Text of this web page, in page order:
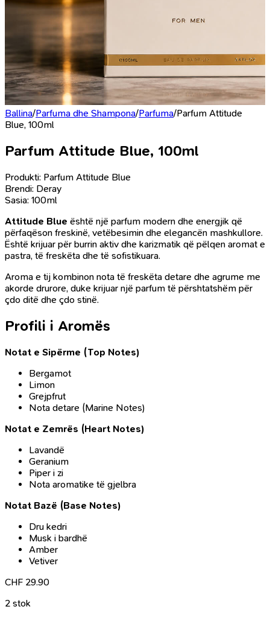
Ballina/Parfuma dhe Shampona/Parfuma/Parfum Attitude
Blue, 100ml
Parfum Attitude Blue, 100ml
Produkti: Parfum Attitude Blue
Brendi: Deray
Sasia: 100ml
Attitude Blue është një parfum modern dhe energjik që
përfaqëson freskinë, vetëbesimin dhe elegancën mashkullore.
Është krijuar për burrin aktiv dhe karizmatik që pëlqen aromat e
pastra, të freskëta dhe të sofistikuara.
Aroma e tij kombinon nota të freskëta detare dhe agrume me
akorde drurore, duke krijuar një parfum të përshtatshëm për
çdo ditë dhe çdo stinë.
Profili i Aromës
Notat e Sipërme (Top Notes)
Bergamot
Limon
Grejpfrut
Nota detare (Marine Notes)
Notat e Zemrës (Heart Notes)
Lavandë
Geranium
Piper i zi
Nota aromatike të gjelbra
Notat Bazë (Base Notes)
Dru kedri
Musk i bardhë
Amber
Vetiver
CHF 29.90
2 stok